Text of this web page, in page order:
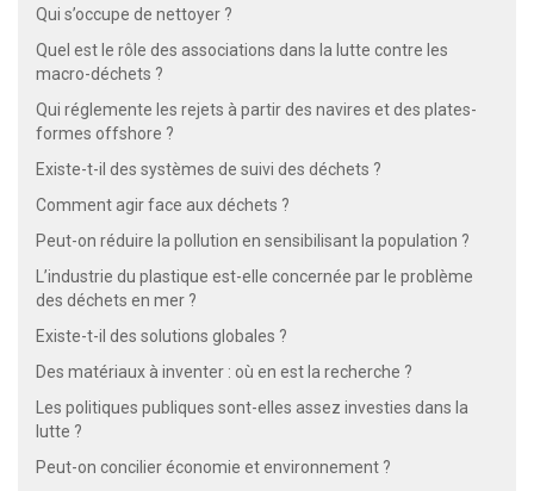
Qui s’occupe de nettoyer ?
Quel est le rôle des associations dans la lutte contre les
macro-déchets ?
Qui réglemente les rejets à partir des navires et des plates-
formes offshore ?
Existe-t-il des systèmes de suivi des déchets ?
Comment agir face aux déchets ?
Peut-on réduire la pollution en sensibilisant la population ?
L’industrie du plastique est-elle concernée par le problème
des déchets en mer ?
Existe-t-il des solutions globales ?
Des matériaux à inventer : où en est la recherche ?
Les politiques publiques sont-elles assez investies dans la
lutte ?
Peut-on concilier économie et environnement ?